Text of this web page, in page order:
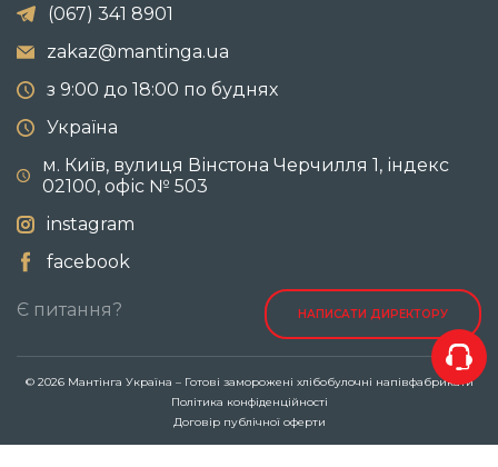
(067) 341 8901
zakaz@mantinga.ua
з 9:00 до 18:00 по буднях
Україна
м. Київ, вулиця Вінстона Черчилля 1, індекс
02100, офіс № 503
instagram
facebook
Є питання? НАПИСАТИ ДИРЕКТОРУ
© 2026 Мантінга Україна – Готові заморожені хлібобулочні напівфабрикати
Політика конфіденційності
Договір публічної оферти